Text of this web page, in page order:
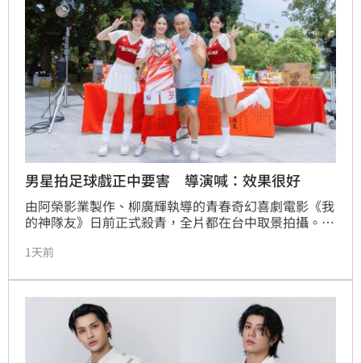
男星拍足球戲正中要害 導演喊：效果很好
由阿榮影業製作、柳廣輝執導的青春奇幻喜劇電影《我
的神隊友》日前正式殺青，全片都在台中取景拍攝。劇
以太、林亭莉、程予希、鍾岳軒、Ozone黃文廷、
恩等主要演員，從戲裡隊友一路培養出戲外默契，林子
閎也特別客串演出。
1天前